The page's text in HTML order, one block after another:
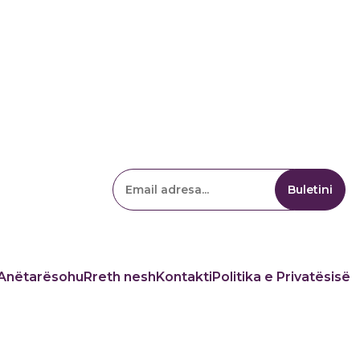
Rreth neshKontaktiPolitika e Privatësisë